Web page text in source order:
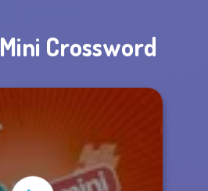
Mini Crossword